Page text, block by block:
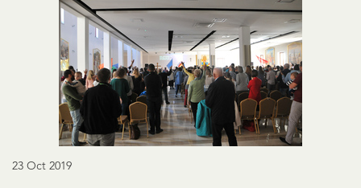
23 Oct 2019